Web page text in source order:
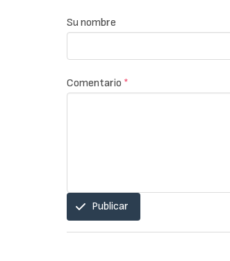
Su nombre
Comentario *
Publicar